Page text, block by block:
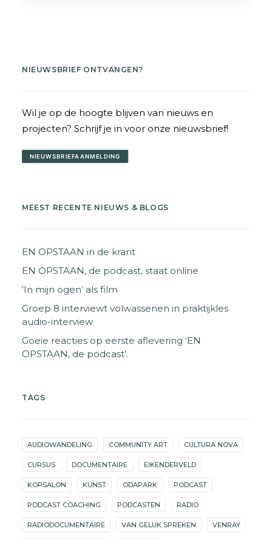
NIEUWSBRIEF ONTVANGEN?
Wil je op de hoogte blijven van nieuws en
projecten? Schrijf je in voor onze nieuwsbrief!
NIEUWSBRIEFAANMELDING
MEEST RECENTE NIEUWS & BLOGS
EN OPSTAAN in de krant
EN OPSTAAN, de podcast, staat online
‘In mijn ogen’ als film
Groep 8 interviewt volwassenen in praktijkles
audio-interview
Goeie reacties op eerste aflevering ‘EN
OPSTAAN, de podcast’.
TAGS
AUDIOWANDELING COMMUNITY ART CULTURA NOVA
CURSUS DOCUMENTAIRE EIKENDERVELD
KOPSALON KUNST ODAPARK PODCAST
PODCAST COACHING PODCASTEN RADIO
RADIODOCUMENTAIRE VAN GELUK SPREKEN VENRAY